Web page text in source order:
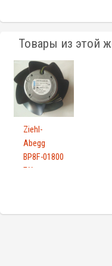
Товары из этой
Ziehl-
Abegg
BP8F-01800
БУ